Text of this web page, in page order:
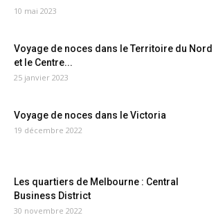
10 mai 2023
Voyage de noces dans le Territoire du Nord
et le Centre...
25 janvier 2023
Voyage de noces dans le Victoria
19 décembre 2022
Les quartiers de Melbourne : Central
Business District
30 novembre 2022